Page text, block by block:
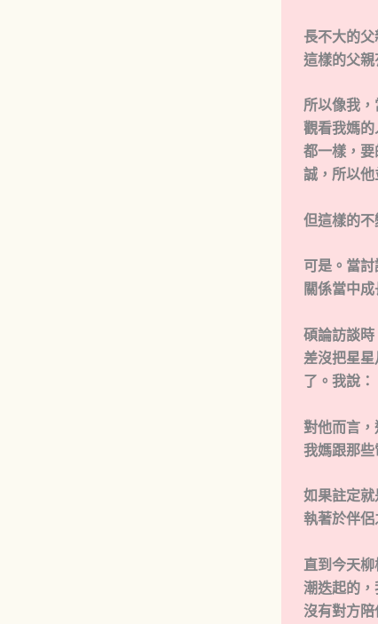
長不大的
這樣的父
所以像我
觀看我媽
都一樣，
誠，所以他
但這樣的
可是。當
關係當中
碩論訪談
差沒把星
了。我說
對他而言
我媽跟那
如果註定
執著於伴侶
直到今天
潮迭起的
沒有對方陪